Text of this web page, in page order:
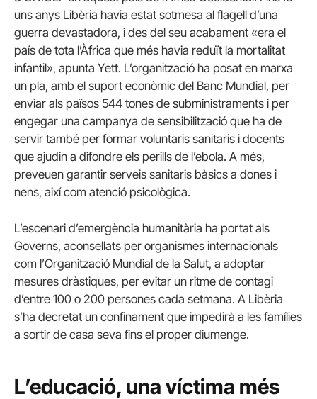
uns anys Libèria havia estat sotmesa al flagell d’una
guerra devastadora, i des del seu acabament «era el
país de tota l’Àfrica que més havia reduït la mortalitat
infantil», apunta Yett. L’organització ha posat en marxa
un pla, amb el suport econòmic del Banc Mundial, per
enviar als països 544 tones de subministraments i per
engegar una campanya de sensibilització que ha de
servir també per formar voluntaris sanitaris i docents
que ajudin a difondre els perills de l’ebola. A més,
preveuen garantir serveis sanitaris bàsics a dones i
nens, així com atenció psicològica.
L’escenari d’emergència humanitària ha portat als
Governs, aconsellats per organismes internacionals
com l’Organització Mundial de la Salut, a adoptar
mesures dràstiques, per evitar un ritme de contagi
d’entre 100 o 200 persones cada setmana. A Libèria
s’ha decretat un confinament que impedirà a les famílies
a sortir de casa seva fins el proper diumenge.
L’educació, una víctima més